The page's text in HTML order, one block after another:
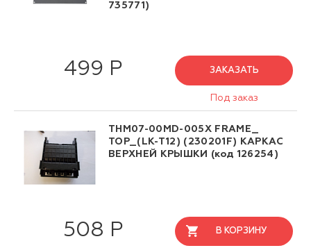
735771)
499 Р ЗАКАЗАТЬ
Под заказ
THM07-00MD-005X FRAME_
TOP_(LK-T12) (230201F) КАРКАС
ВЕРХНЕЙ КРЫШКИ (код 126254)
508 Р В КОРЗИНУ